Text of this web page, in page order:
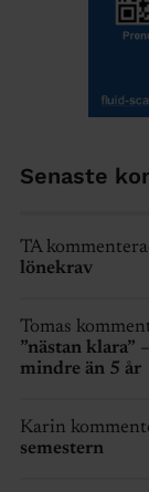
Senaste
TA
lönekrav
Tomas
”nästan klara”
mindre än 5 år
Karin
semestern